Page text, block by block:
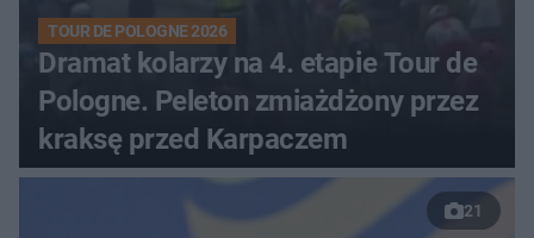
TOUR DE POLOGNE 2026
Dramat kolarzy na 4. etapie Tour de
Pologne. Peleton zmiażdżony przez
kraksę przed Karpaczem
21